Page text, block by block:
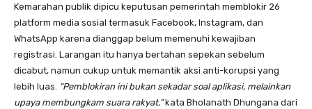
Kemarahan publik dipicu keputusan pemerintah memblokir 26
platform media sosial termasuk Facebook, Instagram, dan
WhatsApp karena dianggap belum memenuhi kewajiban
registrasi. Larangan itu hanya bertahan sepekan sebelum
dicabut, namun cukup untuk memantik aksi anti-korupsi yang
lebih luas. “Pemblokiran ini bukan sekadar soal aplikasi, melainkan
upaya membungkam suara rakyat,”kata Bholanath Dhungana dari